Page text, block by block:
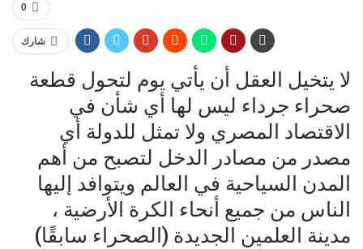
0
شارك
لا يتخيل العقل أن يأتي يوم لتحول قطعة
صحراء جرداء ليس لها أي شأن في
الاقتصاد المصري ولا تمثل للدولة أي
مصدر من مصادر الدخل لتصبح من أهم
المدن السياحية في العالم ويتوافد إليها
الناس من جميع أنحاء الكرة الأرضية ،
مدينة العلمين الجديدة (الصحراء سابقًا)